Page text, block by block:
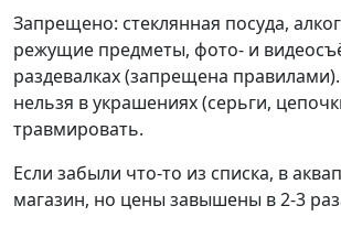
Запрещено: стеклянная посуда,
режущие предметы, фото- и
раздевалках (запрещена
нельзя в украшениях (серьги,
травмировать.
Если забыли что-то из списка, в
магазин, но цены завышены в 2-3